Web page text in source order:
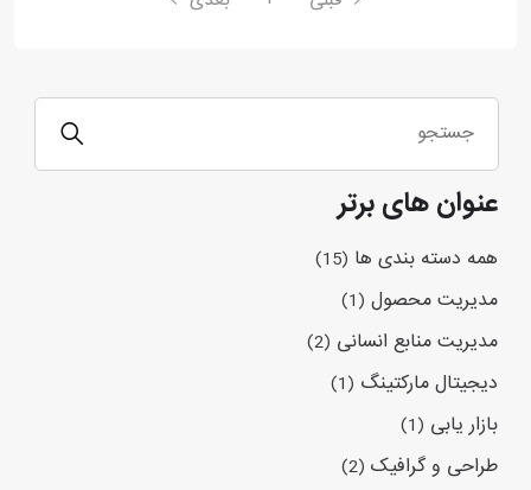
عنوان های برتر
همه دسته بندی ها (15)
مدیریت محصول (1)
مدیریت منابع انسانی (2)
دیجیتال مارکتینگ (1)
بازار یابی (1)
طراحی و گرافیک (2)